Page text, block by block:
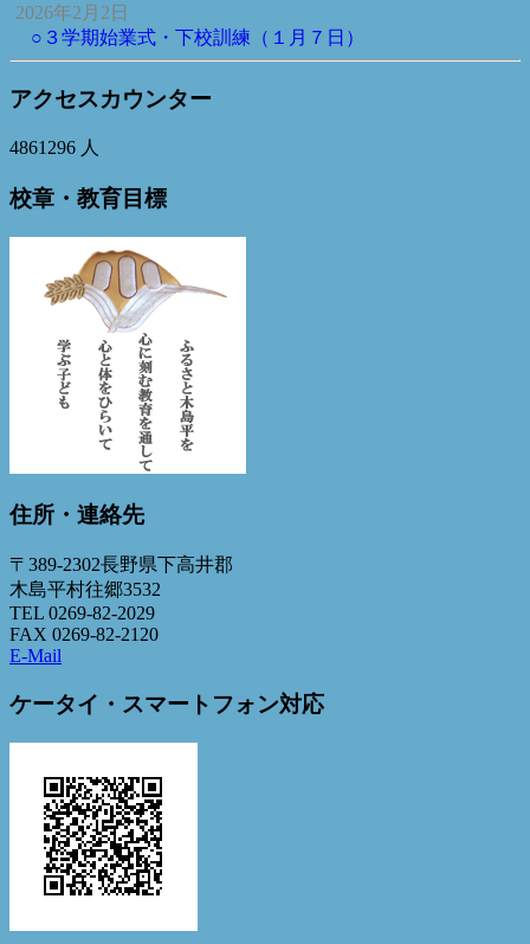
2026年2月2日
○３学期始業式・下校訓練（１月７日）
アクセスカウンター
4861296 人
校章・教育目標
住所・連絡先
〒389-2302長野県下高井郡
木島平村往郷3532
TEL 0269-82-2029
FAX 0269-82-2120
E-Mail
ケータイ・スマートフォン対応